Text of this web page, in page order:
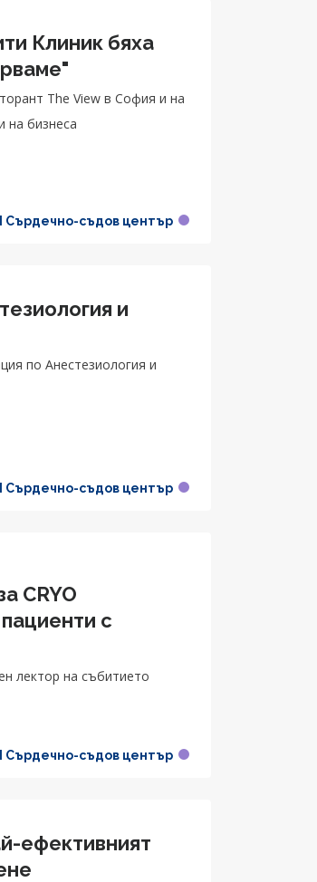
Клиник бяха
The View в София и на
на бизнеса
Сърдечно-съдов център
и
по Анестезиология и
Сърдечно-съдов център
CRYO
с
лектор на събитието
Сърдечно-съдов център
ефективният